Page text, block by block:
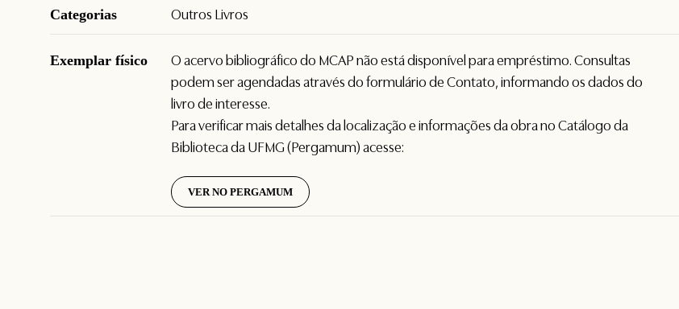
Categorias Outros Livros
Exemplar físico
O acervo bibliográfico do MCAP não está disponível para empréstimo. Consultas
podem ser agendadas através do formulário deContato, informando os dados do
livro de interesse.
Para verificar mais detalhes da localização e informações da obra no Catálogo da
Biblioteca da UFMG (Pergamum) acesse:
VER NO PERGAMUM